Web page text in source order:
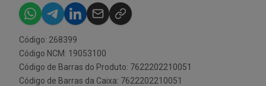
Código: 268399
Código NCM: 19053100
Código de Barras do Produto: 7622202210051
Código de Barras da Caixa: 7622202210051